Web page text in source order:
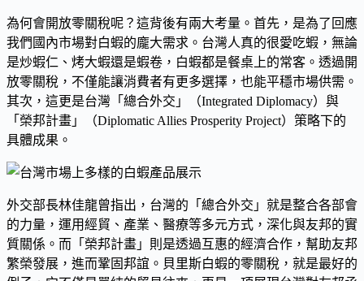
為何會開放零關稅呢？這背後有兩大考量。首先，是為了回應
我們國內市場對白蝦的龐大需求。台灣人真的很愛吃蝦，無論
是炒蝦仁、烤大蝦還是蝦卷，白蝦都是餐桌上的常客。透過開
放零關稅，不僅能讓消費者有更多選擇，也能平穩市場供需。
其次，這更是台灣「總合外交」（Integrated Diplomacy）與
「榮邦計畫」（Diplomatic Allies Prosperity Project）策略下的
具體成果。
外交部長林佳龍曾指出，台灣的「總合外交」就是整合各部會
的力量，運用經貿、產業、醫療等多元方式，深化與友邦的實
質關係。而「榮邦計畫」則是透過互惠的經濟合作，幫助友邦
繁榮發展，進而鞏固邦誼。貝里斯白蝦的零關稅，就是最好的